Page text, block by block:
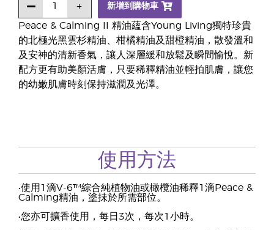
Peace & Calming II 精油蘊含Young Living獨特珍貴
的北極光黑雲杉精油、柑橘精油及甜橙精油，散發溫和
及安神的清新香氣，讓人深層緩和放鬆及瞬間愉悅。新
配方更有助美顏活膚，只要稀釋精油並輕拍肌膚，讓您
的幼嫩肌膚時刻保持滋潤及光澤。
新增到購物車
使用方法
•使用1滴V-6™綜合純植物油或橄欖油稀釋1滴Peace &
Calming精油，塗抺於所需部位。
•您亦可擴香使用，每日3次，每次1小時。